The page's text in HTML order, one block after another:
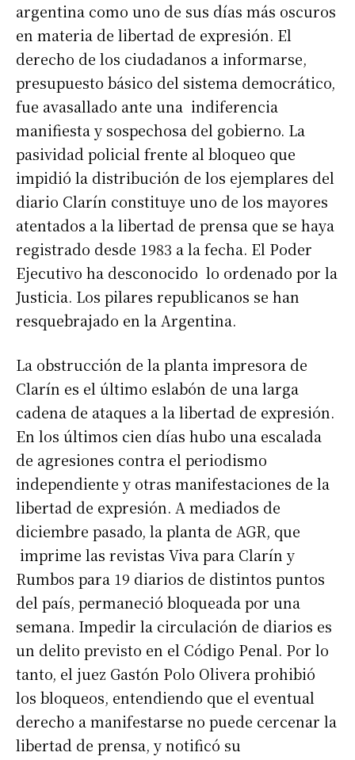
argentina como uno de sus días más oscuros
en materia de libertad de expresión. El
derecho de los ciudadanos a informarse,
presupuesto básico del sistema democrático,
fue avasallado ante una indiferencia
manifiesta y sospechosa del gobierno. La
pasividad policial frente al bloqueo que
impidió la distribución de los ejemplares del
diario Clarín constituye uno de los mayores
atentados a la libertad de prensa que se haya
registrado desde 1983 a la fecha. El Poder
Ejecutivo ha desconocido lo ordenado por la
Justicia. Los pilares republicanos se han
resquebrajado en la Argentina.
La obstrucción de la planta impresora de
Clarín es el último eslabón de una larga
cadena de ataques a la libertad de expresión.
En los últimos cien días hubo una escalada
de agresiones contra el periodismo
independiente y otras manifestaciones de la
libertad de expresión. A mediados de
diciembre pasado, la planta de AGR, que
imprime las revistas Viva para Clarín y
Rumbos para 19 diarios de distintos puntos
del país, permaneció bloqueada por una
semana. Impedir la circulación de diarios es
un delito previsto en el Código Penal. Por lo
tanto, el juez Gastón Polo Olivera prohibió
los bloqueos, entendiendo que el eventual
derecho a manifestarse no puede cercenar la
libertad de prensa, y notificó su